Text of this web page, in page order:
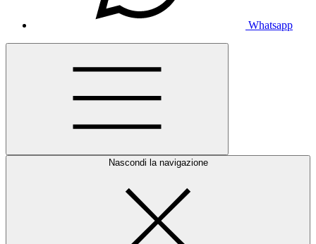
Whatsapp
Nascondi la navigazione